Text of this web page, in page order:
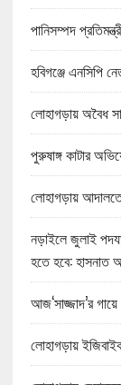
পানিসম্পদ
হবিগঞ্জে এনসিপি
লোহাগড়ায় অবৈধ
পুরুষাঙ্গ কাটার
লোহাগড়ায়
নড়াইলে জুলাই
হতে হবে: হাসনাত
আজ‘সাজ্জাদ’র
লোহাগড়ায়